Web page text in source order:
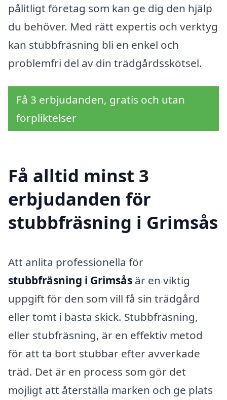
pålitligt företag som kan ge dig den hjälp
du behöver. Med rätt expertis och verktyg
kan stubbfräsning bli en enkel och
problemfri del av din trädgårdsskötsel.
Få 3 erbjudanden, gratis och utan
förpliktelser
Få alltid minst 3
erbjudanden för
stubbfräsning i Grimsås
Att anlita professionella för
stubbfräsning i Grimsås är en viktig
uppgift för den som vill få sin trädgård
eller tomt i bästa skick. Stubbfräsning,
eller stubfräsning, är en effektiv metod
för att ta bort stubbar efter avverkade
träd. Det är en process som gör det
möjligt att återställa marken och ge plats